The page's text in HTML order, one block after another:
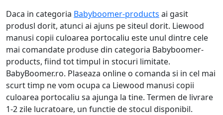
Daca in categoria Babyboomer-products ai gasit
produsl dorit, atunci ai ajuns pe siteul dorit. Liewood
manusi copii culoarea portocaliu este unul dintre cele
mai comandate produse din categoria Babyboomer-
products, fiind tot timpul in stocuri limitate.
BabyBoomer.ro. Plaseaza online o comanda si in cel mai
scurt timp ne vom ocupa ca Liewood manusi copii
culoarea portocaliu sa ajunga la tine. Termen de livrare
1-2 zile lucratoare, un functie de stocul disponibil.